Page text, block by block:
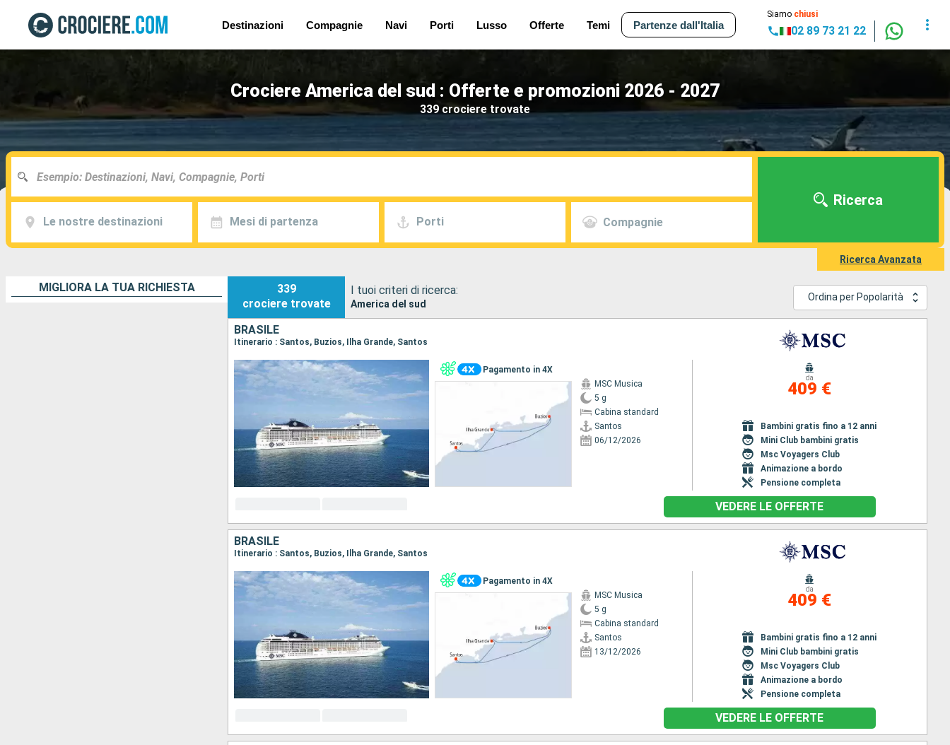
Destinazioni Compagnie Navi Porti Lusso Offerte Temi Partenze dall'Italia
Siamo chiusi
02 89 73 21 22
Crociere America del sud : Offerte e promozioni 2026 - 2027
339 crociere trovate
Le nostre destinazioni Mesi di partenza Porti Compagnie
Ricerca
Ricerca Avanzata
MIGLIORA LA TUA RICHIESTA
339
crociere trovate
I tuoi criteri di ricerca:
America del sud
Ordina per Popolarità
BRASILE
Itinerario : Santos, Buzios, Ilha Grande, Santos
Pagamento in 4X
MSC Musica
5 g
Cabina standard
Santos
06/12/2026
da
409 €
Bambini gratis fino a 12 anni
Mini Club bambini gratis
Msc Voyagers Club
Animazione a bordo
Pensione completa
VEDERE LE OFFERTE
BRASILE
Itinerario : Santos, Buzios, Ilha Grande, Santos
Pagamento in 4X
MSC Musica
5 g
Cabina standard
Santos
13/12/2026
da
409 €
Bambini gratis fino a 12 anni
Mini Club bambini gratis
Msc Voyagers Club
Animazione a bordo
Pensione completa
VEDERE LE OFFERTE